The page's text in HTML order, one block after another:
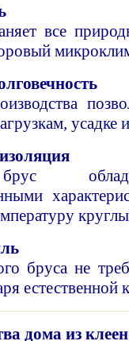
все
усадке
бруса не
естественной
дома из